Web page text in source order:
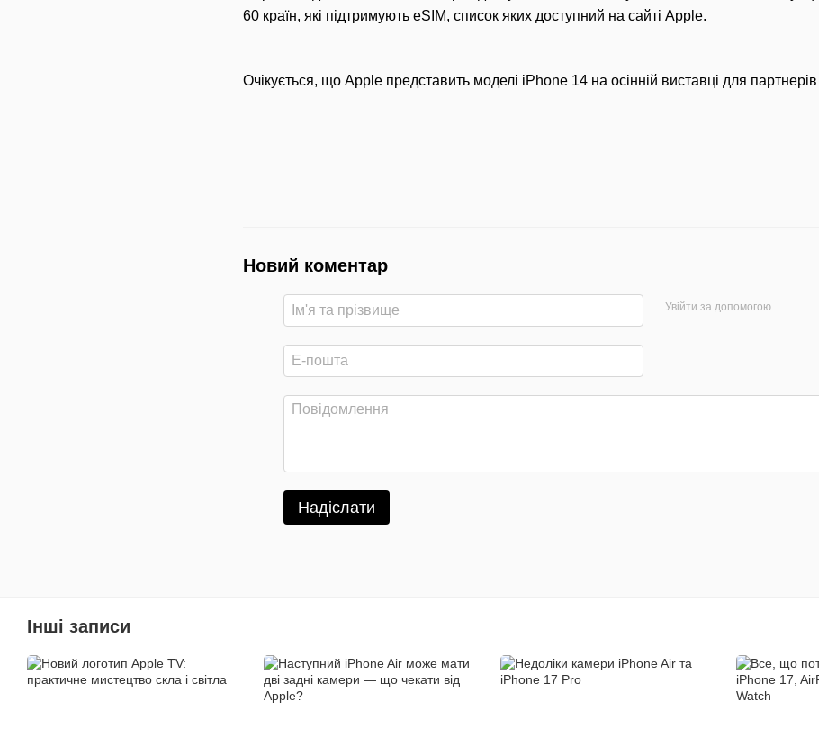
60 країн, які підтримують eSIM, список яких доступний на сайті Apple.
Очікується, що Apple представить моделі iPhone 14 на осінній виставці для
Новий коментар
Увійти за допомогою
Надіслати
Інші записи